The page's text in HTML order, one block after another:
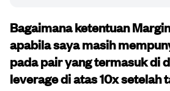
Artikel FAQ
Bagaimana ketentuan
apabila saya masih
pada pair yang termasuk di
leverage di atas 10x setelah